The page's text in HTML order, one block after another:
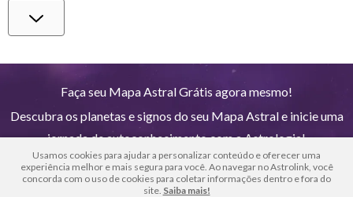
Usamos cookies para ajudar a personalizar conteúdo e oferecer uma
experiência melhor e mais segura para você. Ao navegar no Astrolink, você
concorda com o uso de cookies para coletar informações dentro e fora do
site. Saiba mais!
Vênus
Saturno Ari 14°37R
Faça seu Mapa Astral Grátis agora mesmo!
Descubra os planetas e signos do seu Mapa Astral e inicie uma
jornada de autoconhecimento com a Astrologia!